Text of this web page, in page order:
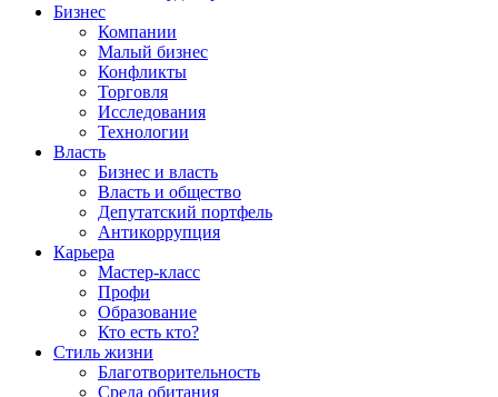
Бизнес
Компании
Малый бизнес
Конфликты
Торговля
Исследования
Технологии
Власть
Бизнес и власть
Власть и общество
Депутатский портфель
Антикоррупция
Карьера
Мастер-класс
Профи
Образование
Кто есть кто?
Стиль жизни
Благотворительность
Среда обитания